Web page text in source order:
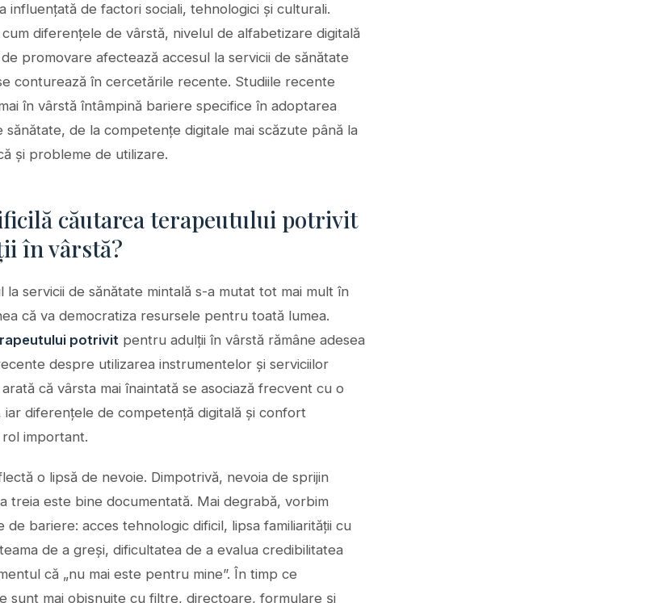
influențată de factori sociali, tehnologici și culturali.
diferențele de vârstă, nivelul de alfabetizare digitală
promovare afectează accesul la servicii de sănătate
conturează în cercetările recente. Studiile recente
în vârstă întâmpină bariere specifice în adoptarea
sănătate, de la competențe digitale mai scăzute până la
și probleme de utilizare.
căutarea terapeutului potrivit
în vârstă?
la servicii de sănătate mintală s-a mutat tot mai mult în
că va democratiza resursele pentru toată lumea.
potrivit pentru adulții în vârstă rămâne adesea
despre utilizarea instrumentelor și serviciilor
că vârsta mai înaintată se asociază frecvent cu o
iar diferențele de competență digitală și confort
important.
o lipsă de nevoie. Dimpotrivă, nevoia de sprijin
treia este bine documentată. Mai degrabă, vorbim
de bariere: acces tehnologic dificil, lipsa familiarității cu
de a greși, dificultatea de a evalua credibilitatea
că „nu mai este pentru mine”. În timp ce
sunt mai obișnuite cu filtre, directoare, formulare și